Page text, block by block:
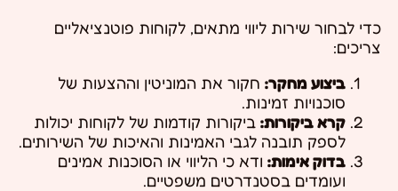
כדי לבחור שירות ליווי מתאים, לקוחות פוטנציאליים
צריכים:
ביצוע מחקר: חקור את המוניטין וההצעות של
סוכנויות זמינות.
קרא ביקורות: ביקורות קודמות של לקוחות יכולות
לספק תובנה לגבי האמינות והאיכות של השירותים.
בדוק אימות: ודא כי הליווי או הסוכנות אמינים
ועומדים בסטנדרטים משפטיים.